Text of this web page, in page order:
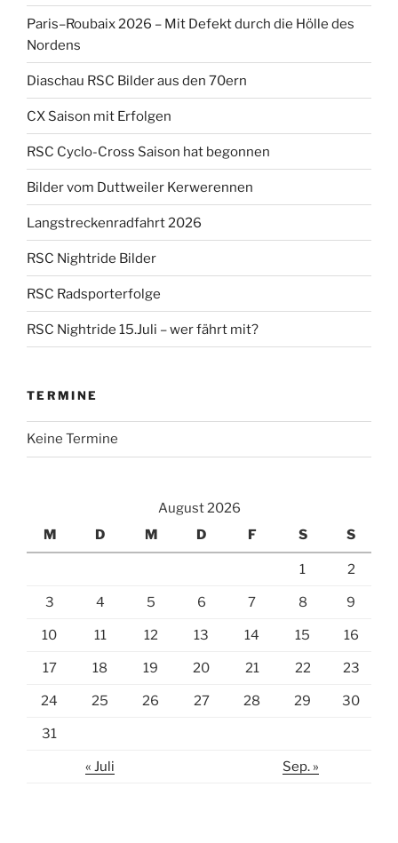
Paris–Roubaix 2026 – Mit Defekt durch die Hölle des
Nordens
Diaschau RSC Bilder aus den 70ern
CX Saison mit Erfolgen
RSC Cyclo-Cross Saison hat begonnen
Bilder vom Duttweiler Kerwerennen
Langstreckenradfahrt 2026
RSC Nightride Bilder
RSC Radsporterfolge
RSC Nightride 15.Juli – wer fährt mit?
TERMINE
Keine Termine
August 2026
M
D M D F S S
1 2
3 4 5 6 7 8 9
10 11 12 13 14 15 16
17 18 19 20 21 22 23
24 25 26 27 28 29 30
31
« Juli Sep. »